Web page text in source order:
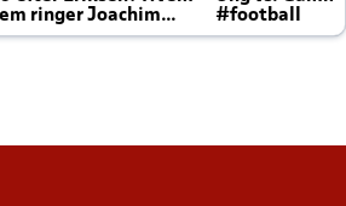
ringer Joachim
#football